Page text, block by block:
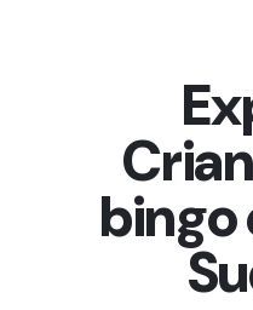
bingo